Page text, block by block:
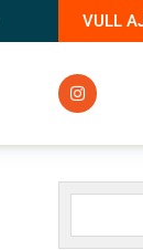
VULL
Cerca